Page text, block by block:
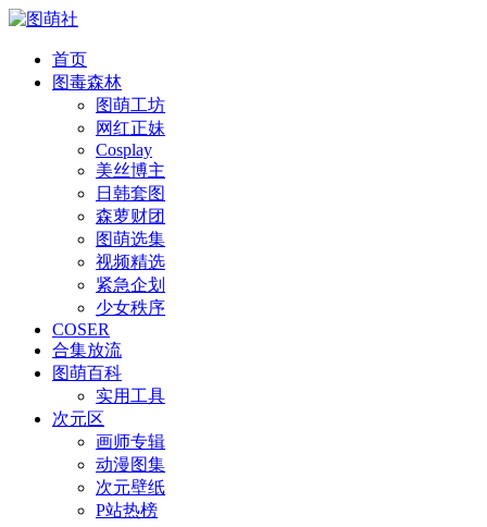
首页
图毒森林
图萌工坊
网红正妹
Cosplay
美丝博主
日韩套图
森萝财团
图萌选集
视频精选
紧急企划
少女秩序
COSER
合集放流
图萌百科
实用工具
次元区
画师专辑
动漫图集
次元壁纸
P站热榜